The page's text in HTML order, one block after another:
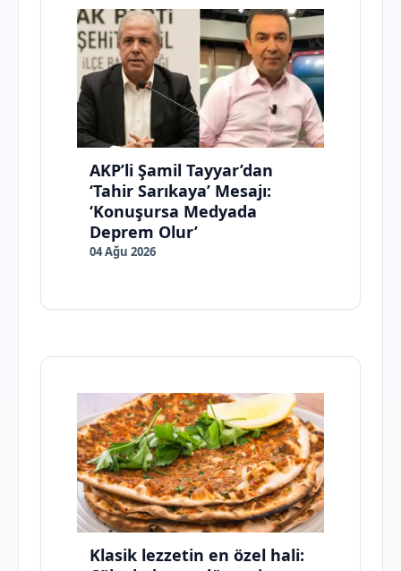
AKP’li Şamil Tayyar’dan
‘Tahir Sarıkaya’ Mesajı:
‘Konuşursa Medyada
Deprem Olur’
04 Ağu 2026
Klasik lezzetin en özel hali: